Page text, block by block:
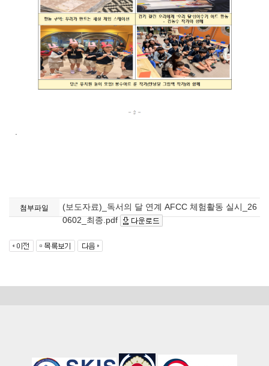
첨부파일
(보도자료)_독서의 달 연계 AFCC 체험활동 실시_26
0602_최종.pdf